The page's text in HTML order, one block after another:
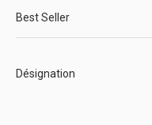
Best Seller
Désignation